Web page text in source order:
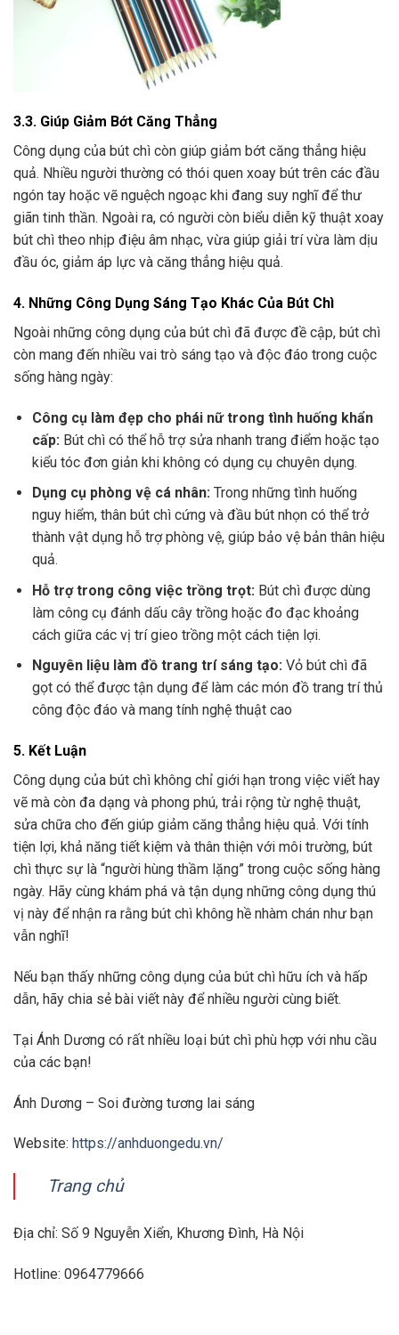
3.3. Giúp Giảm Bớt Căng Thẳng
Công dụng của bút chì còn giúp giảm bớt căng thẳng hiệu
quả. Nhiều người thường có thói quen xoay bút trên các đầu
ngón tay hoặc vẽ nguệch ngoạc khi đang suy nghĩ để thư
giãn tinh thần. Ngoài ra, có người còn biểu diễn kỹ thuật xoay
bút chì theo nhịp điệu âm nhạc, vừa giúp giải trí vừa làm dịu
đầu óc, giảm áp lực và căng thẳng hiệu quả.
4. Những Công Dụng Sáng Tạo Khác Của Bút Chì
Ngoài những công dụng của bút chì đã được đề cập, bút chì
còn mang đến nhiều vai trò sáng tạo và độc đáo trong cuộc
sống hàng ngày:
Công cụ làm đẹp cho phái nữ trong tình huống khẩn
cấp: Bút chì có thể hỗ trợ sửa nhanh trang điểm hoặc tạo
kiểu tóc đơn giản khi không có dụng cụ chuyên dụng.
Dụng cụ phòng vệ cá nhân:Trong những tình huống
nguy hiểm, thân bút chì cứng và đầu bút nhọn có thể trở
thành vật dụng hỗ trợ phòng vệ, giúp bảo vệ bản thân hiệu
quả.
Hỗ trợ trong công việc trồng trọt:Bút chì được dùng
làm công cụ đánh dấu cây trồng hoặc đo đạc khoảng
cách giữa các vị trí gieo trồng một cách tiện lợi.
Nguyên liệu làm đồ trang trí sáng tạo:Vỏ bút chì đã
gọt có thể được tận dụng để làm các món đồ trang trí thủ
công độc đáo và mang tính nghệ thuật cao
5. Kết Luận
Công dụng của bút chì không chỉ giới hạn trong việc viết hay
vẽ mà còn đa dạng và phong phú, trải rộng từ nghệ thuật,
sửa chữa cho đến giúp giảm căng thẳng hiệu quả. Với tính
tiện lợi, khả năng tiết kiệm và thân thiện với môi trường, bút
chì thực sự là “người hùng thầm lặng” trong cuộc sống hàng
ngày. Hãy cùng khám phá và tận dụng những công dụng thú
vị này để nhận ra rằng bút chì không hề nhàm chán như bạn
vẫn nghĩ!
Nếu bạn thấy những công dụng của bút chì hữu ích và hấp
dẫn, hãy chia sẻ bài viết này để nhiều người cùng biết.
Tại Ánh Dương có rất nhiều loại bút chì phù hợp với nhu cầu
của các bạn!
Ánh Dương – Soi đường tương lai sáng
Website: https://anhduongedu.vn/
Trang chủ
Địa chỉ: Số 9 Nguyễn Xiển, Khương Đình, Hà Nội
Hotline: 0964779666